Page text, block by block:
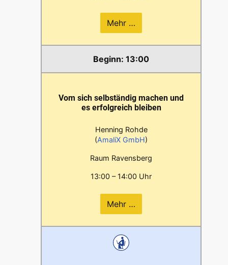
Mehr …
13:00
Vom sich selbständig machen und
es erfolgreich bleiben
Henning Rohde
(AmaliX GmbH)
Raum Ravensberg
13:00 – 14:00 Uhr
Mehr …